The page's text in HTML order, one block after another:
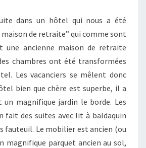
dans un hôtel qui nous a été
maison de retraite” qui comme sont
une ancienne maison de retraite
chambres ont été transformées
Les vacanciers se mêlent donc
bien que chère est superbe, il a
magnifique jardin le borde. Les
fait des suites avec lit à baldaquin
fauteuil. Le mobilier est ancien (ou
magnifique parquet ancien au sol,